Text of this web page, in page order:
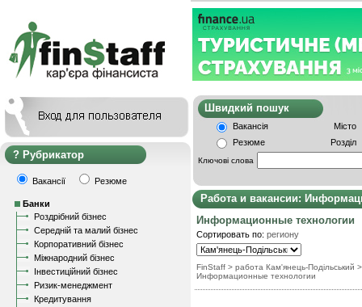
Рубрикатор
Вакансії Резюме
Банки
Роздрібний бізнес
Середній та малий бізнес
Корпоративний бізнес
Міжнародний бізнес
Інвестиційний бізнес
Ризик-менеджмент
Кредитування
Швидкий
Вакансія
Місто
Резюме
Розділ
Ключові слова
Работа и вакансии:
Информационные технологии
Сортировать по: региону
FinStaff > работа Кам'янець-Подільський >
Информационные технологии